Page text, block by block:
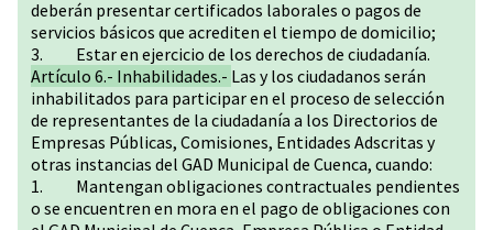
deberán presentar certificados laborales o pagos de
servicios básicos que acrediten el tiempo de domicilio;
3. Estar en ejercicio de los derechos de ciudadanía.
Artículo 6.- Inhabilidades.- Las y los ciudadanos serán
inhabilitados para participar en el proceso de selección
de representantes de la ciudadanía a los Directorios de
Empresas Públicas, Comisiones, Entidades Adscritas y
otras instancias del GAD Municipal de Cuenca, cuando:
1. Mantengan obligaciones contractuales pendientes
o se encuentren en mora en el pago de obligaciones con